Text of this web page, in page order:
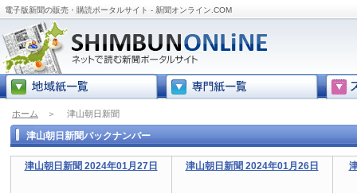
電子版新聞の販売・購読ポータルサイト - 新聞オンライン.COM
ホーム ＞ 津山朝日新聞
津山朝日新聞バックナンバー
津山朝日新聞 2024年01月27日 津山朝日新聞 2024年01月26日